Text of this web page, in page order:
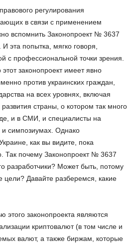
регулирования
в связи с применением
вспомнить Законопроект № 3637
эта попытка, мягко говоря,
с профессиональной точки зрения.
законопроект имеет явно
против украинских граждан,
на всех уровнях, включая
страны, о котором так много
и в СМИ, и специалисты на
симпозиумах. Однако
как вы видите, пока
Так почему Законопроект № 3637
разработчики? Может быть, потому
цели? Давайте разберемся, какие
этого законопроекта являются
криптовалют (в том числе и
валют, а также биржам, которые